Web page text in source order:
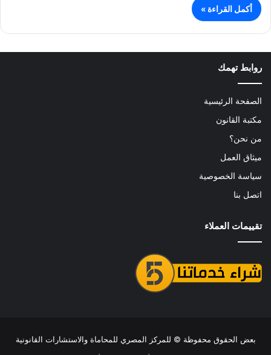
أكمل القراءة »
روابط تهمك
الصفحة الرئيسية
مكتبة القانون
من نحن؟
ميثاق العمل
سياسة الخصوصية
اتصل بنا
تقييمات العملاء
بعض الحقوق محفوظة © للمركز المصري للمحاماة والاستشارات القانونية